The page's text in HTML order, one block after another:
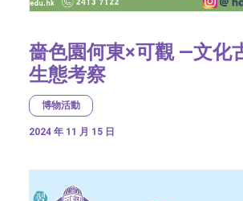
嗇色園何東×可觀 —文化
生態考察
博物活動
2024 年 11 月 15 日